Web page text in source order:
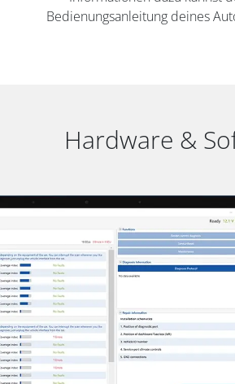
Bedienungsanleitung deines
Hardware &